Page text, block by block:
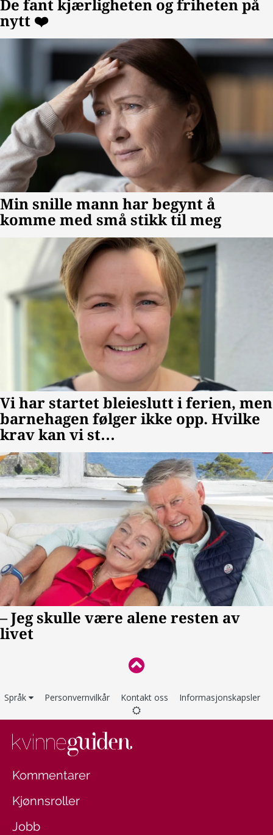
Språk Personvernvilkår Kontakt oss Informasjonskapsler
Kommentarer
Kjønnsroller
Jobb